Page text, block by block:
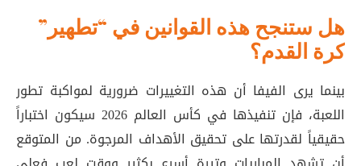
هل ستنجح هذه القوانين في “تطهير”
كرة القدم؟
بينما يرى الفيفا أن هذه التغييرات ضرورية لمواكبة تطور
اللعبة، فإن تنفيذها في كأس العالم 2026 سيكون اختباراً
حقيقياً لقدرتها على تحقيق الأهداف المرجوة. من المتوقع